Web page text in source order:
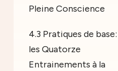
Pleine Conscience
4.3 Pratiques de base:
les Quatorze
Entrainements à la